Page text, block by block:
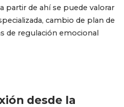
partir de ahí se puede valorar
cambio de plan de
de regulación emocional
desde la